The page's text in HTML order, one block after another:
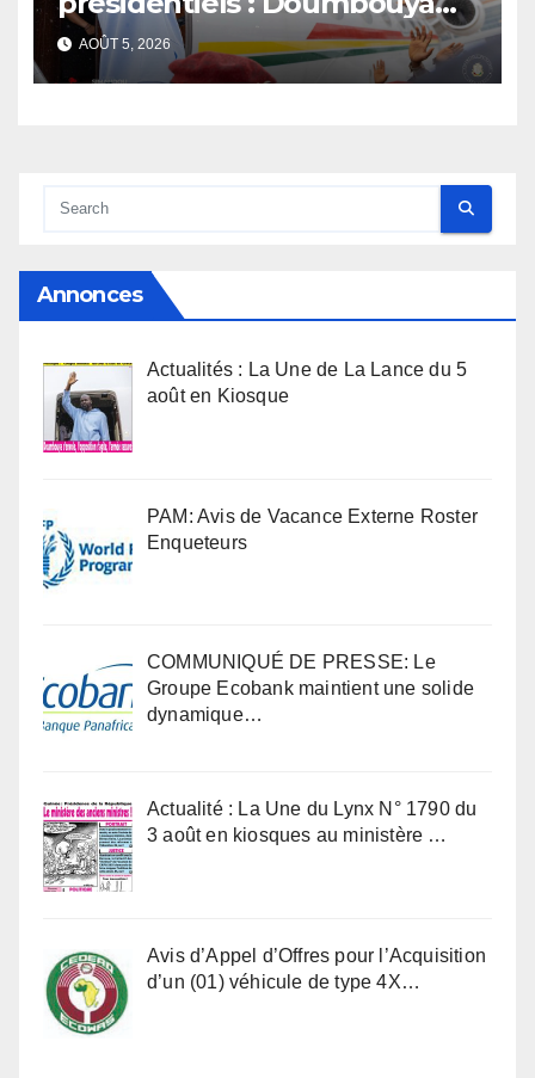
s’envole, l’opposition s’agite,
l’armée rassure
AOÛT 5, 2026
Annonces
Actualités : La Une de La Lance du 5
août en Kiosque
PAM: Avis de Vacance Externe Roster
Enqueteurs
COMMUNIQUÉ DE PRESSE: Le
Groupe Ecobank maintient une solide
dynamique…
Actualité : La Une du Lynx N° 1790 du
3 août en kiosques au ministère …
Avis d’Appel d’Offres pour l’Acquisition
d’un (01) véhicule de type 4X…